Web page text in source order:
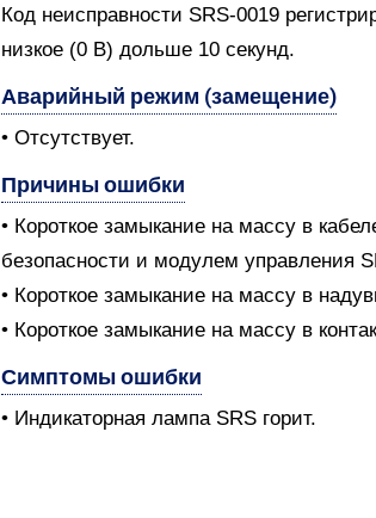
Код неисправности SRS-0019
низкое (0 В) дольше 10 секунд.
Аварийный режим (замещение)
• Отсутствует.
Причины ошибки
• Короткое замыкание на массу в
безопасности и модулем управления
• Короткое замыкание на массу в
• Короткое замыкание на массу в
Симптомы ошибки
• Индикаторная лампа SRS горит.